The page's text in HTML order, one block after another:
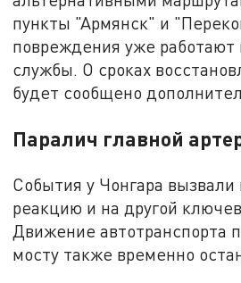
пункты "Армянск" и
повреждения уже
службы. О сроках
будет сообщено
Паралич главной
События у Чонгара
реакцию и на другой
Движение автотранспорта
мосту также временно